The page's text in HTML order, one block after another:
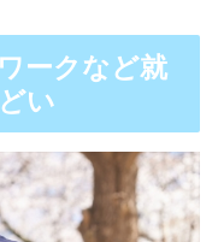
ークなど就
い